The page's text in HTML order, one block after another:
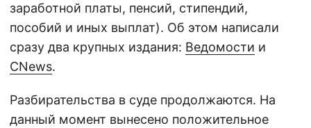
заработной платы, пенсий, стипендий,
пособий и иных выплат). Об этом написали
сразу два крупных издания: Ведомости и
CNews.
Разбирательства в суде продолжаются. На
данный момент вынесено положительное